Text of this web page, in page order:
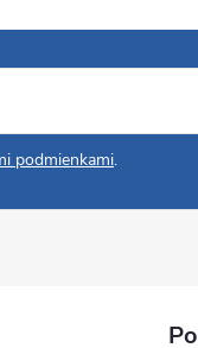
podmienkami.